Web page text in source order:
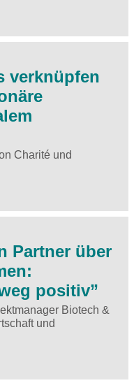
verknüpfen
Charité und
Partner über
positiv”
Biotech &
und